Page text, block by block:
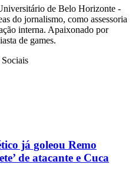
de Belo Horizonte -
do jornalismo, como assessoria
interna. Apaixonado por
de games.
Sociais
já goleou Remo
de atacante e Cuca